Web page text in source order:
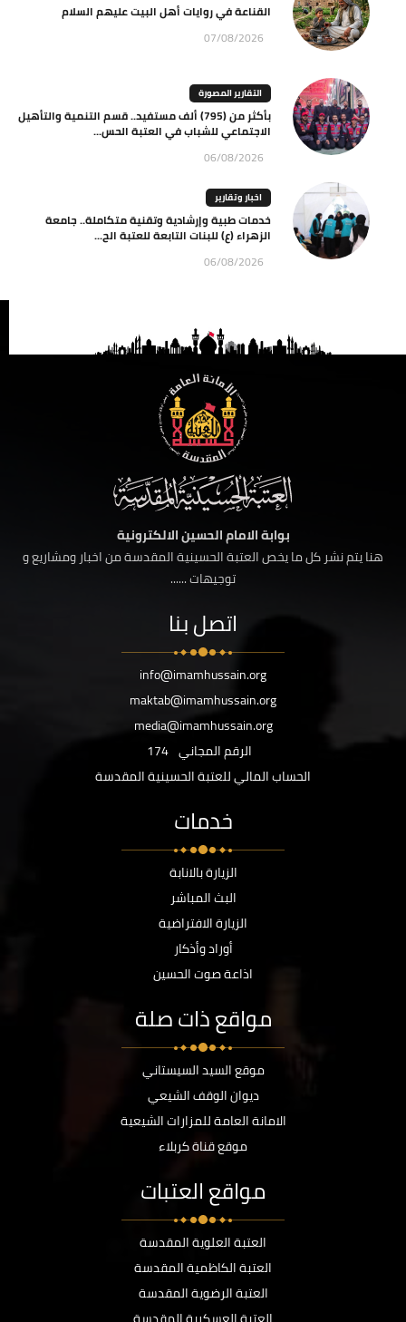
القناعة في روايات أهل البيت عليهم السلام
07/08/2026
التقارير المصورة
بأكثر من (795) ألف مستفيد.. قسم التنمية والتأهيل
الاجتماعي للشباب في العتبة الحس...
06/08/2026
اخبار وتقارير
خدمات طبية وإرشادية وتقنية متكاملة.. جامعة
الزهراء (ع) للبنات التابعة للعتبة الح...
06/08/2026
بوابة الامام الحسين الالكترونية
هنا يتم نشر كل ما يخص العتبة الحسينية المقدسة من اخبار ومشاريع و
توجيهات ......
اتصل بنا
info@imamhussain.org
maktab@imamhussain.org
media@imamhussain.org
الرقم المجاني 174
الحساب المالي للعتبة الحسينية المقدسة
خدمات
الزيارة بالانابة
البث المباشر
الزيارة الافتراضية
أوراد وأذكار
اذاعة صوت الحسين
مواقع ذات صلة
موقع السيد السيستاني
ديوان الوقف الشيعي
الامانة العامة للمزارات الشيعية
موقع قناة كربلاء
مواقع العتبات
العتبة العلوية المقدسة
العتبة الكاظمية المقدسة
العتبة الرضوية المقدسة